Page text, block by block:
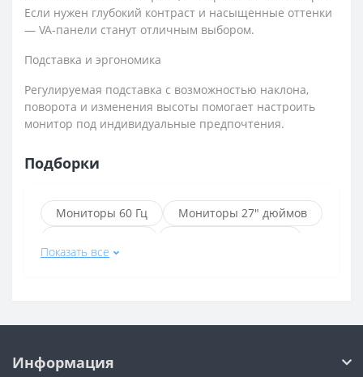
Если нужен глубокий контраст и насыщенные оттенки
— VA‑панели станут отличным выбором.
Подставка и эргономика
Регулируемая подставка с возможностью наклона,
поворота и изменения высоты помогает настроить
монитор под индивидуальные предпочтения.
Подборки
Мониторы 60 Гц
Мониторы 27" дюймов
Мониторы HP
Показать все
Информация